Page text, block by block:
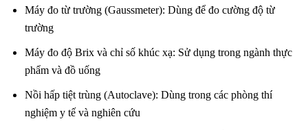
Máy đo từ trường (Gaussmeter): Dùng để đo cường độ từ
trường
Máy đo độ Brix và chỉ số khúc xạ: Sử dụng trong ngành thực
phẩm và đồ uống
Nồi hấp tiệt trùng (Autoclave): Dùng trong các phòng thí
nghiệm y tế và nghiên cứu